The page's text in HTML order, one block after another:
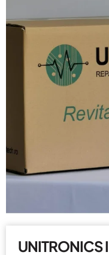
UNITRONICS